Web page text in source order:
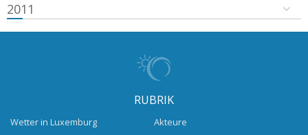
2011
RUBRIK
Wetter in Luxemburg
Akteure